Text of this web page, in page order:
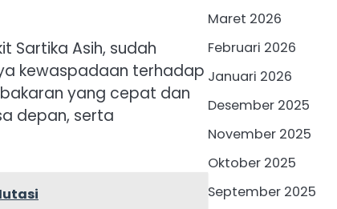
Sartika Asih, sudah
kewaspadaan terhadap
yang cepat dan
depan, serta
Maret 2026
Februari 2026
Januari 2026
Desember 2025
November 2025
Oktober 2025
September 2025